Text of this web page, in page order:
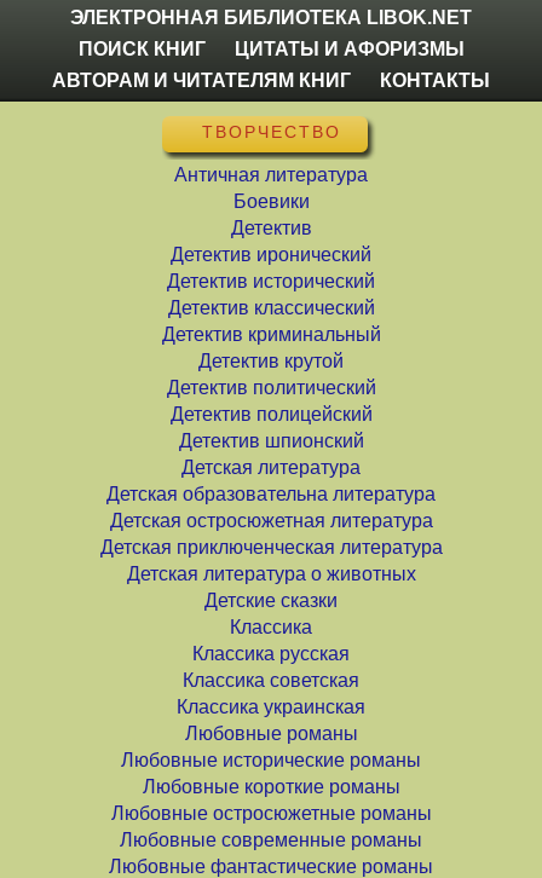
ЭЛЕКТРОННАЯ БИБЛИОТЕКА LIBOK.NET
ПОИСК КНИГ
ЦИТАТЫ И АФОРИЗМЫ
АВТОРАМ И ЧИТАТЕЛЯМ КНИГ
КОНТАКТЫ
ТВОРЧЕСТВО
Античная литература
Боевики
Детектив
Детектив иронический
Детектив исторический
Детектив классический
Детектив криминальный
Детектив крутой
Детектив политический
Детектив полицейский
Детектив шпионский
Детская литература
Детская образовательна литература
Детская остросюжетная литература
Детская приключенческая литература
Детская литература о животных
Детские сказки
Классика
Классика русская
Классика советская
Классика украинская
Любовные романы
Любовные исторические романы
Любовные короткие романы
Любовные остросюжетные романы
Любовные современные романы
Любовные фантастические романы